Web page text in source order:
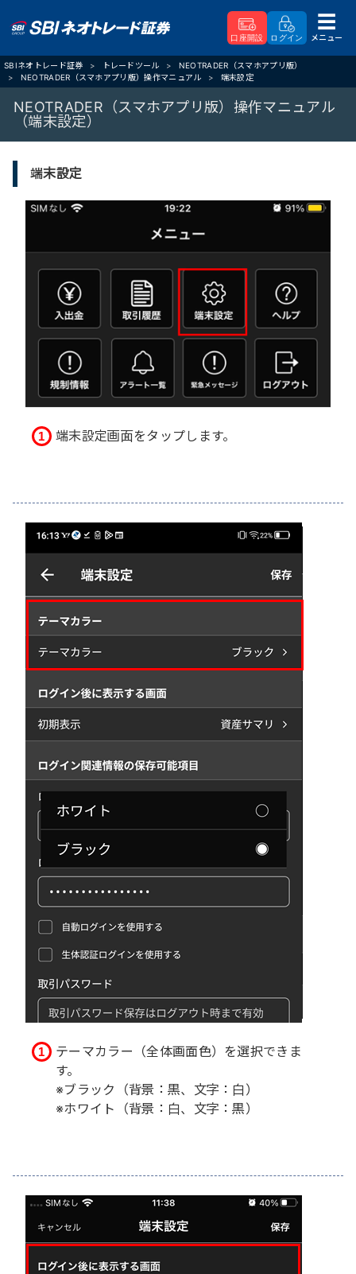
口座開設 ログイン メニュー
SBIネオトレード証券 トレードツール
NEOTRADER（スマホアプリ版）
NEOTRADER（スマホアプリ版）操作マニュアル
端末設定
NEOTRADER（スマホアプリ版）操作マニュアル
（端末設定）
端末設定
端末設定画面をタップします。
テーマカラー（全体画面色）を選択できま
す。
※ブラック（背景：黒、文字：白）
※ホワイト（背景：白、文字：黒）